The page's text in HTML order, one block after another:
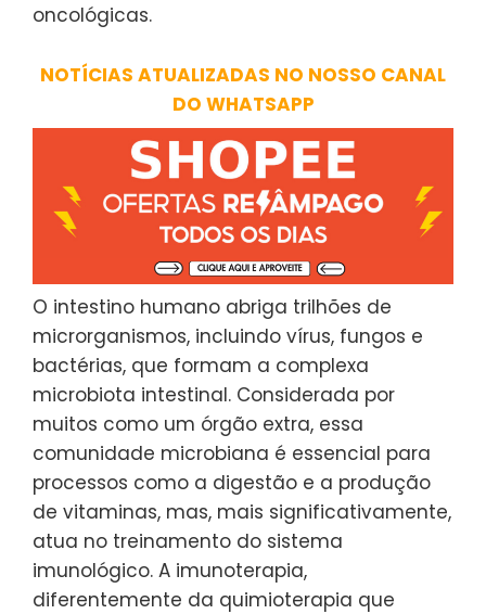
oncológicas.
NOTÍCIAS ATUALIZADAS NO NOSSO CANAL
DO WHATSAPP
O intestino humano abriga trilhões de
microrganismos, incluindo vírus, fungos e
bactérias, que formam a complexa
microbiota intestinal. Considerada por
muitos como um órgão extra, essa
comunidade microbiana é essencial para
processos como a digestão e a produção
de vitaminas, mas, mais significativamente,
atua no treinamento do sistema
imunológico. A imunoterapia,
diferentemente da quimioterapia que